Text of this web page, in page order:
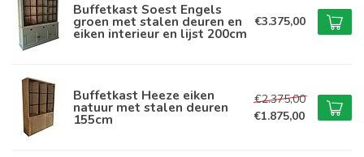
Buffetkast Soest Engels
groen met stalen deuren en
eiken interieur en lijst 200cm
€3.375,00
Buffetkast Heeze eiken
natuur met stalen deuren
155cm
€2.375,00
€1.875,00